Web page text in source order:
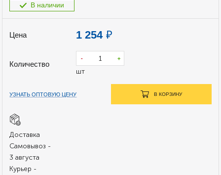
В наличии
Цена 1 254 ₽
Количество
- +
шт
УЗНАТЬ ОПТОВУЮ ЦЕНУ В КОРЗИНУ
Доставка
Самовывоз -
3 августа
Курьер -